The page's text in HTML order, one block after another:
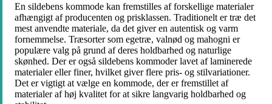
En sildebens kommode kan fremstilles af forskellige materialer
afhængigt af producenten og prisklassen. Traditionelt er træ det
mest anvendte materiale, da det giver en autentisk og varm
fornemmelse. Træsorter som egetræ, valnød og mahogni er
populære valg på grund af deres holdbarhed og naturlige
skønhed. Der er også sildebens kommoder lavet af laminerede
materialer eller finer, hvilket giver flere pris- og stilvariationer.
Det er vigtigt at vælge en kommode, der er fremstillet af
materialer af høj kvalitet for at sikre langvarig holdbarhed og